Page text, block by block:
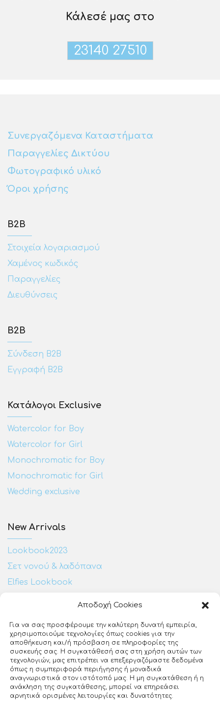
Αποδοχή Cookies
Για να σας προσφέρουμε την καλύτερη δυνατή εμπειρία,
χρησιμοποιούμε τεχνολογίες όπως cookies για την
αποθήκευση και/ή πρόσβαση σε πληροφορίες της
συσκευής σας. Η συγκατάθεσή σας στη χρήση αυτών των
τεχνολογιών, μας επιτρέπει να επεξεργαζόμαστε δεδομένα
όπως η συμπεριφορά περιήγησης ή μοναδικά
αναγνωριστικά στον ιστότοπό μας. Η μη συγκατάθεση ή η
ανάκληση της συγκατάθεσης, μπορεί να επηρεάσει
αρνητικά ορισμένες λειτουργίες και δυνατότητες.
Κάλεσέ μας στο
23140 27510
Συνεργαζόμενα Καταστήματα
Παραγγελίες Δικτύου
Φωτογραφικό υλικό
Όροι χρήσης
Β2Β
Στοιχεία λογαριασμού
Χαμένος κωδικός
Παραγγελίες
Διευθύνσεις
Β2Β
Σύνδεση Β2Β
Εγγραφή Β2Β
Κατάλογοι Exclusive
Watercolor for Boy
Watercolor for Girl
Monochromatic for Boy
Monochromatic for Girl
Wedding exclusive
New Arrivals
Lookbook2023
Σετ νονού & λαδόπανα
Elfies Lookbook
Ευζώνων 25
ΕΡΤ3
Θεσσαλονίκη, 54640
23140 27510
info@loveclip.gr